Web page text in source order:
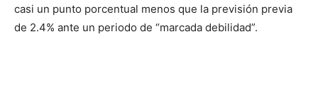
casi un punto porcentual menos que la previsión previa
de 2.4% ante un periodo de “marcada debilidad”.